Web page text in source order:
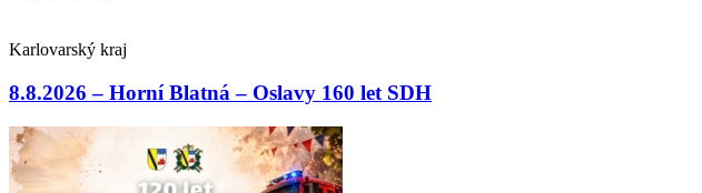
Karlovarský kraj
8.8.2026 – Horní Blatná – Oslavy 160 let SDH